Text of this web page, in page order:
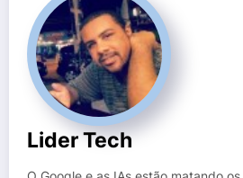
Lider Tech